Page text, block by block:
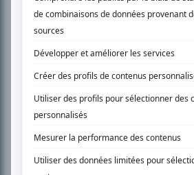
PLAN DU SITE
Accueil
Liste des oeuvres
Liste des comédiens
Recherche avancée
À propos
Nous contacter
Termes et conditions